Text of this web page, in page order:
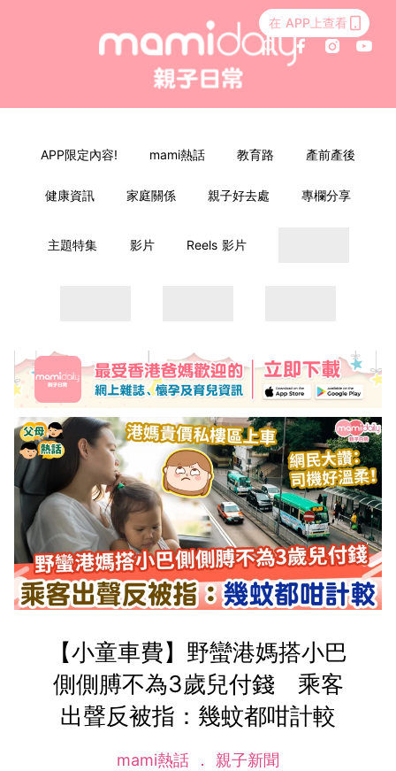
在 APP上查看
APP限定內容! mami熱話 教育路 產前產後
健康資訊 家庭關係 親子好去處 專欄分享
主題特集 影片 Reels 影片
【小童車費】野蠻港媽搭小巴
側側膊不為3歲兒付錢 乘客
出聲反被指：幾蚊都咁計較
mami熱話 親子新聞